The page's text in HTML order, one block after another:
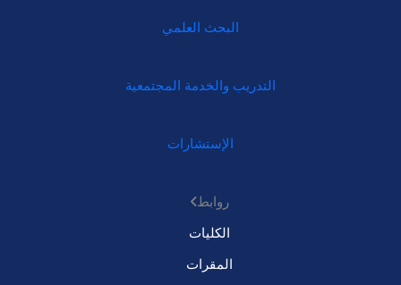
البحث العلمي
التدريب والخدمة المجتمعية
الإستشارات
روابط
الكليات
المقرات